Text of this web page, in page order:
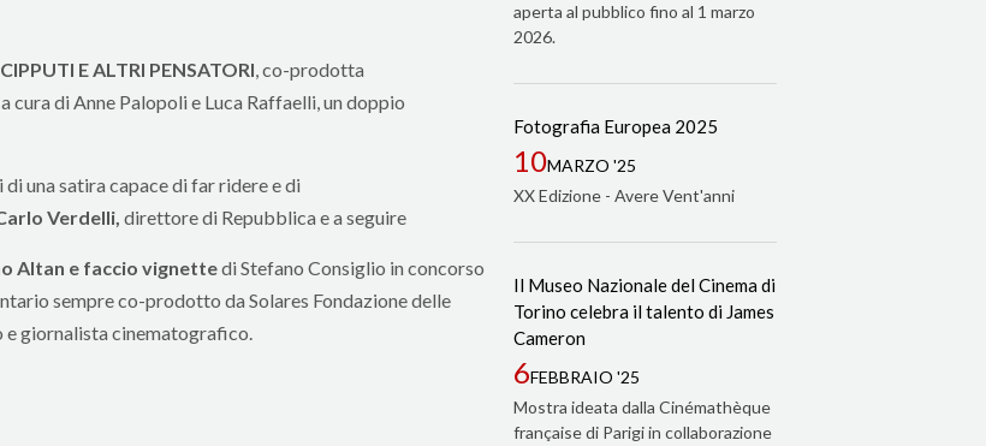
E ALTRI PENSATORI, co-prodotta
cura di Anne Palopoli e Luca Raffaelli, un doppio
una satira capace di far ridere e di
Verdelli, direttore di Repubblica e a seguire
Altan e faccio vignettedi Stefano Consiglio in concorso
sempre co-prodotto da Solares Fondazione delle
giornalista cinematografico.
aperta al pubblico fino al 1 marzo
2026.
Fotografia Europea 2025
10MARZO '25
XX Edizione - Avere Vent'anni
Il Museo Nazionale del Cinema di
Torino celebra il talento di James
Cameron
6FEBBRAIO '25
Mostra ideata dalla Cinémathèque
française di Parigi in collaborazione